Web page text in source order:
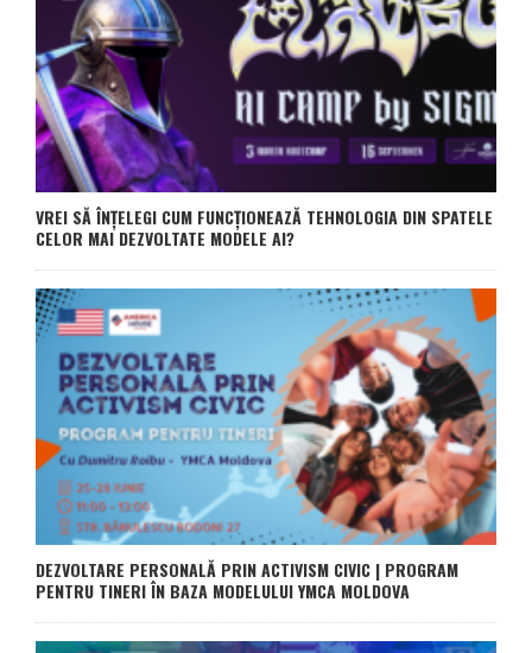
VREI SĂ ÎNȚELEGI CUM FUNCȚIONEAZĂ TEHNOLOGIA DIN SPATELE
CELOR MAI DEZVOLTATE MODELE AI?
DEZVOLTARE PERSONALĂ PRIN ACTIVISM CIVIC | PROGRAM
PENTRU TINERI ÎN BAZA MODELULUI YMCA MOLDOVA